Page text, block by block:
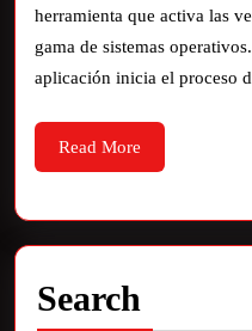
herramienta que activa las
gama de sistemas
aplicación inicia el proceso
Read More
Search